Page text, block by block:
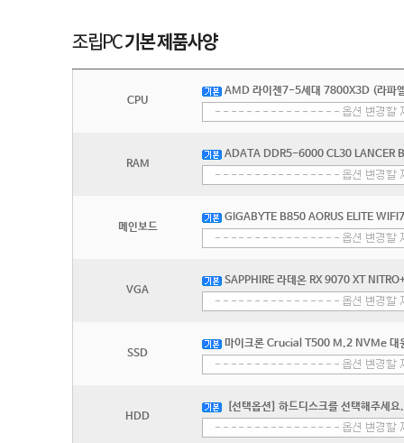
CPU
AMD 라이젠7-5세대 7800X3D (라파
RAM
ADATA DDR5-6000 CL30 LANCER
메인보드
GIGABYTE B850 AORUS ELITE
VGA
SAPPHIRE 라데온 RX 9070 XT
SSD
마이크론 Crucial T500 M.2 NVMe 대
HDD
[선택옵션] 하드디스크를 선택해주세요.